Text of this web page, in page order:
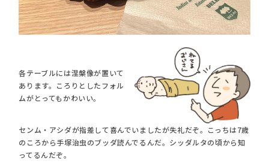
各テーブルには涅槃像が置いて
あります。ころりとしたフォル
ムがとってもかわいい。
センム・アシダが指差して喜んでいましたが失礼だぞ。こっちは7歳
のころから手塚治虫のブッダ読んでるんだ。シッダルタの頃から知
ってるんだぞ。